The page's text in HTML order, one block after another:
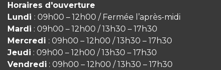
Horaires d'ouverture
Lundi : 09h00 – 12h00 / Fermée l’après-midi
Mardi : 09h00 – 12h00 / 13h30 – 17h30
Mercredi : 09h00 – 12h00 / 13h30 – 17h30
Jeudi : 09h00 – 12h00 / 13h30 – 17h30
Vendredi : 09h00 – 12h00 / 13h30 – 17h30